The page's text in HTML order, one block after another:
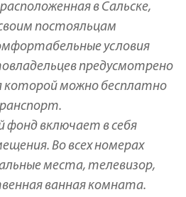
в Сальске,
постояльцам
условия
предусмотрено
которой можно бесплатно
фонд включает в себя
Во всех номерах
места, телевизор,
ванная комната.